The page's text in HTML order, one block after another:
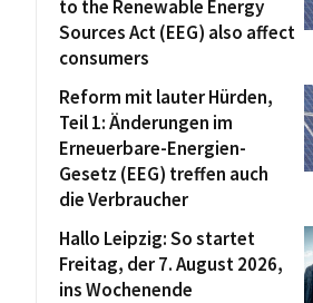
to the Renewable Energy
Sources Act (EEG) also affect
consumers
Reform mit lauter Hürden,
Teil 1: Änderungen im
Erneuerbare-Energien-
Gesetz (EEG) treffen auch
die Verbraucher
Hallo Leipzig: So startet
Freitag, der 7. August 2026,
ins Wochenende